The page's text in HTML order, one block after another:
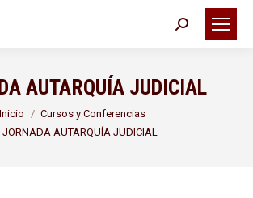
Buscar:
AUTARQUÍA JUDICIAL
Inicio
Cursos y Conferencias
JORNADA AUTARQUÍA JUDICIAL